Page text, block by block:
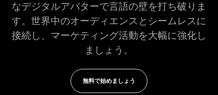
なデジタルアバターで言語の壁を打ち破りま
す。世界中のオーディエンスとシームレスに
接続し、マーケティング活動を大幅に強化し
ましょう。
無料で始めましょう